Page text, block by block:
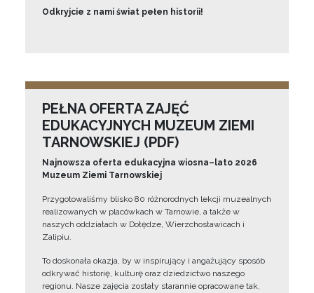
Odkryjcie z nami świat pełen historii!
PEŁNA OFERTA ZAJĘĆ
EDUKACYJNYCH MUZEUM ZIEMI
TARNOWSKIEJ (PDF)
Najnowsza oferta edukacyjna wiosna–lato 2026
Muzeum Ziemi Tarnowskiej
Przygotowaliśmy blisko 80 różnorodnych lekcji muzealnych
realizowanych w placówkach w Tarnowie, a także w
naszych oddziałach w Dołędze, Wierzchosławicach i
Zalipiu.
To doskonała okazja, by w inspirujący i angażujący sposób
odkrywać historię, kulturę oraz dziedzictwo naszego
regionu. Nasze zajęcia zostały starannie opracowane tak,